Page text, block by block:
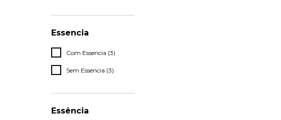
Essencia
Com Essencia (3)
Sem Essencia (3)
Essência